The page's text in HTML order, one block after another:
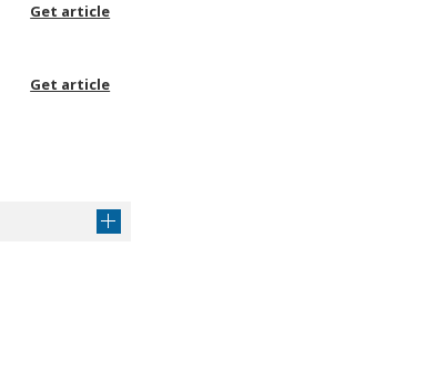
Get article
Get article